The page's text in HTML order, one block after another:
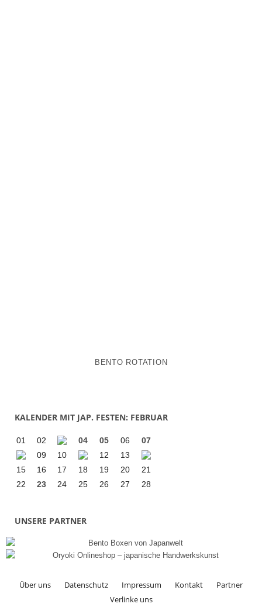
BENTO ROTATION
KALENDER MIT JAP. FESTEN: FEBRUAR
01 02 04 05 06
07
09
10 12
13
15
16 17 18 19 20
21
22
23 24 25 26 27 28
UNSERE PARTNER
Über uns Datenschutz Impressum Kontakt
Partner
Verlinke uns